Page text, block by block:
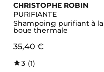
CHRISTOPHE ROBIN
PURIFIANTE
Shampoing purifiant à la
boue thermale
35,40 €
3 (1)